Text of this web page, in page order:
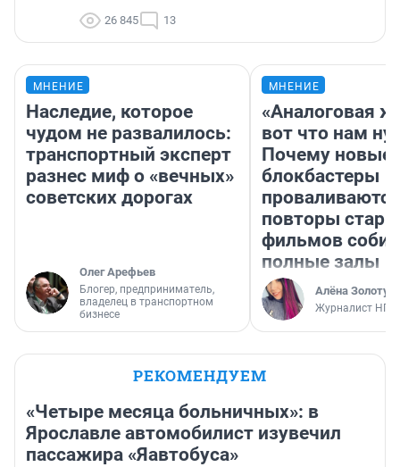
26 845 13
МНЕНИЕ
Наследие, которое
чудом не развалилось:
транспортный эксперт
разнес миф о «вечных»
советских дорогах
Олег Арефьев
Блогер, предприниматель,
владелец в транспортном
бизнесе
МНЕНИЕ
«Аналоговая
вот что нам
Почему новые
блокбастеры
повторы
фильмов
полные залы
Алёна
Журналист НГС
РЕКОМЕНДУЕМ
«Четыре месяца больничных»: в
Ярославле автомобилист изувечил
пассажира «Яавтобуса»